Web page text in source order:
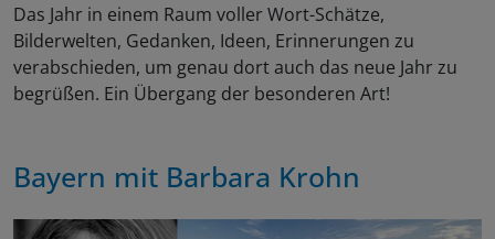
Das Jahr in einem Raum voller Wort-Schätze,
Bilderwelten, Gedanken, Ideen, Erinnerungen zu
verabschieden, um genau dort auch das neue Jahr zu
begrüßen. Ein Übergang der besonderen Art!
Bayern mit Barbara Krohn